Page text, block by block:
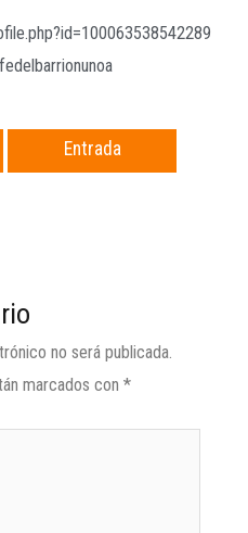
Entrada
no será publicada.
marcados con *